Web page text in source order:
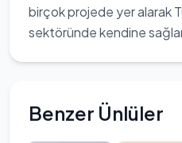
birçok projede yer alarak
sektöründe kendine
Benzer Ünlüler